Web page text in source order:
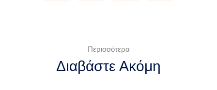
Περισσότερα
Διαβάστε Ακόμη